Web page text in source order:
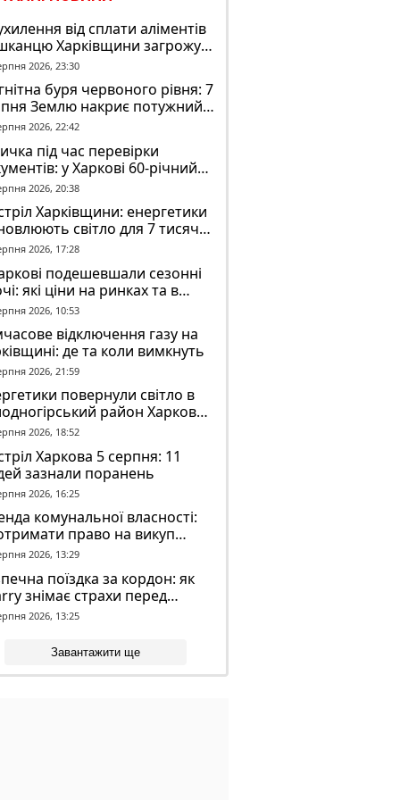
від сплати аліментів
Харківщини загрожує
років обмеження волі
2026, 23:30
буря червоного рівня: 7
Землю накриє потужний
шторм
2026, 22:42
під час перевірки
у Харкові 60-річний
постраждав у конфлікті з
2026, 20:38
Харківщини: енергетики
світло для 7 тисяч
2026, 17:28
подешевшали сезонні
які ціни на ринках та в
2026, 10:53
відключення газу на
де та коли вимкнуть
2026, 21:59
повернули світло в
район Харкова
ворожого обстрілу
2026, 18:52
Харкова 5 серпня: 11
зазнали поранень
2026, 16:25
комунальної власності:
право на викуп
2026, 13:29
поїздка за кордон: як
знімає страхи перед
дорогою
2026, 13:25
Завантажити ще